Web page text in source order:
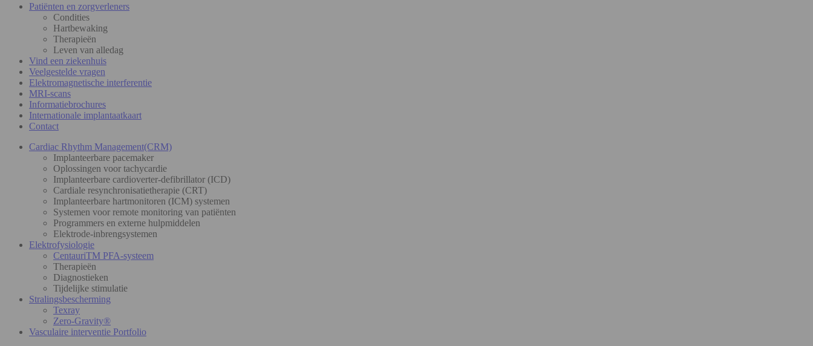
Patiënten en zorgverleners
Condities
Hartbewaking
Therapieën
Leven van alledag
Vind een ziekenhuis
Veelgestelde vragen
Elektromagnetische interferentie
MRI-scans
Informatiebrochures
Internationale implantaatkaart
Contact
Cardiac Rhythm Management(CRM)
Implanteerbare pacemaker
Oplossingen voor tachycardie
Implanteerbare cardioverter-defibrillator (ICD)
Cardiale resynchronisatietherapie (CRT)
Implanteerbare hartmonitoren (ICM) systemen
Systemen voor remote monitoring van patiënten
Programmers en externe hulpmiddelen
Elektrode-inbrengsystemen
Elektrofysiologie
CentauriTM PFA-systeem
Therapieën
Diagnostieken
Tijdelijke stimulatie
Stralingsbescherming
Texray
Zero-Gravity®
Vasculaire interventie Portfolio